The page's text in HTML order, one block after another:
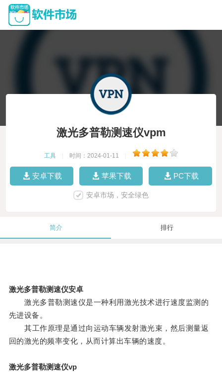
激光多普勒测速仪vpm
工具 时间：2024-01-11
安卓下载 苹果下载 PC下载
安卓市场，安全绿色
简介 排行
激光多普勒测速仪安卓
激光多普勒测速仪是一种利用激光技术进行速度监测的
先进设备。
其工作原理是通过向运动车辆发射激光束，然后测量返
回的激光的频率变化，从而计算出车辆的速度。
激光多普勒测速仪vp